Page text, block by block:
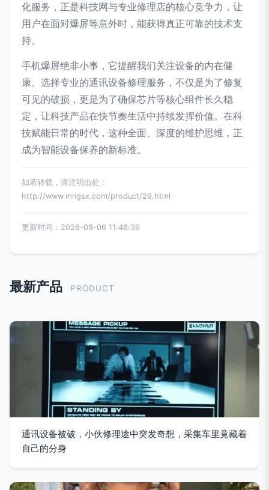
化服务，正是科技网与专业修理店的核心竞争力，让
用户在面对爆屏等意外时，能获得真正可靠的技术支
持。
手机爆屏绝非小事，它提醒我们关注设备的内在健
康。选择专业的通讯设备修理服务，不仅是为了修复
可见的破损，更是为了确保芯片等核心组件长久稳
定，让科技产品在快节奏生活中持续发挥价值。在科
技赋能日常的时代，这种全面、深度的维护思维，正
成为智能设备保养的新标准。
如若转载，请注明出处：
http://www.mngsx.com/product/29.html
更新时间：2026-08-06 11:48:39
最新产品 PRODUCT
通讯设备被破，小伙修理途中突发奇想，采集车里竟藏着
自己的分身